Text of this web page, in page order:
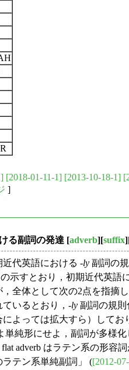
[2018-01-11-1] [2013-10-18-1]
]
る副詞の発達 [adverb][suffix
代英語における -ly 副詞の
示すとおり，初期近代英
全体として次の2点を指摘
いるとおり，-ly 副詞の規
よっては拡大すら）して
単純形にせよ，副詞が多様
adverb はラテン系の形容
ラテン系単純副詞」 ([2012-